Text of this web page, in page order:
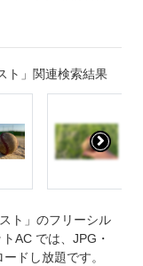
ト」関連検索結果
ト」のフリーシル
AC では、JPG・
ドし放題です。